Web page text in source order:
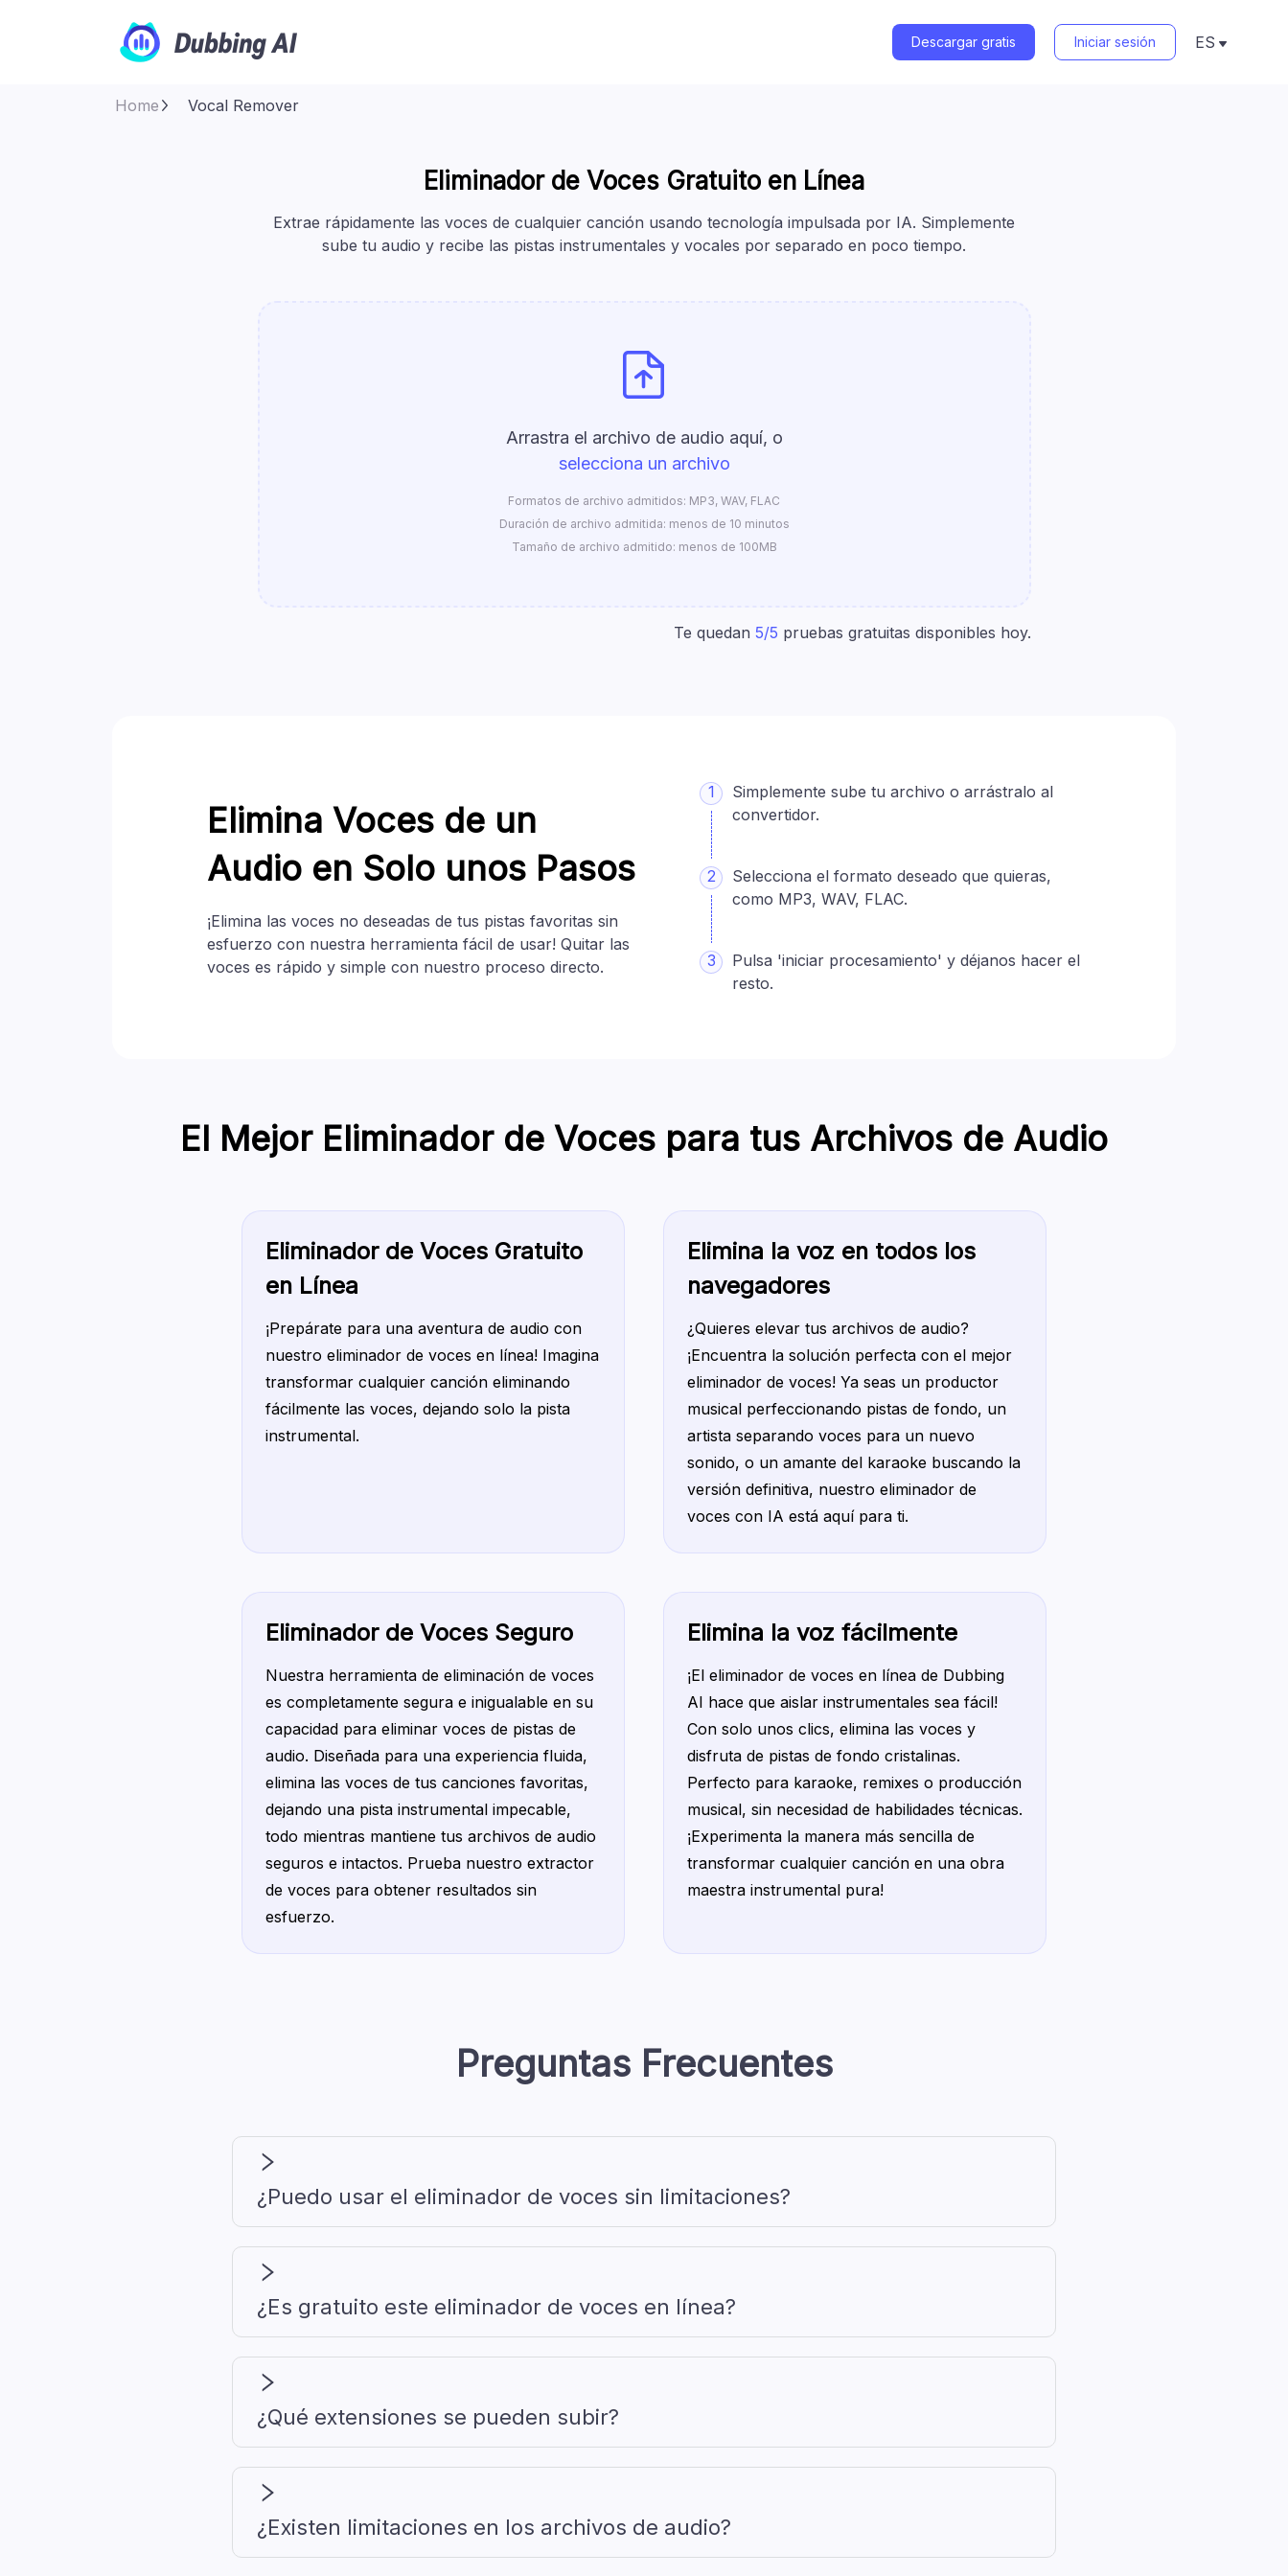
Descargar gratis Iniciar sesión ES
English
한국어
中文(繁體)
Home Vocal Remover
Eliminador de Voces Gratuito en Línea
Extrae rápidamente las voces de cualquier canción usando tecnología impulsada por IA. Simplemente
sube tu audio y recibe las pistas instrumentales y vocales por separado en poco tiempo.
Arrastra el archivo de audio aquí, o
selecciona un archivo
Formatos de archivo admitidos: MP3, WAV, FLAC
Duración de archivo admitida: menos de 10 minutos
Tamaño de archivo admitido: menos de 100MB
Te quedan 5/5 pruebas gratuitas disponibles hoy.
Elimina Voces de un
Audio en Solo unos Pasos
¡Elimina las voces no deseadas de tus pistas favoritas sin
esfuerzo con nuestra herramienta fácil de usar! Quitar las
voces es rápido y simple con nuestro proceso directo.
1
Simplemente sube tu archivo o arrástralo al
convertidor.
2
Selecciona el formato deseado que quieras,
como MP3, WAV, FLAC.
3
Pulsa 'iniciar procesamiento' y déjanos hacer el
resto.
El Mejor Eliminador de Voces para tus Archivos de Audio
Eliminador de Voces Gratuito
en Línea
¡Prepárate para una aventura de audio con
nuestro eliminador de voces en línea! Imagina
transformar cualquier canción eliminando
fácilmente las voces, dejando solo la pista
instrumental.
Elimina la voz en todos los
navegadores
¿Quieres elevar tus archivos de audio?
¡Encuentra la solución perfecta con el mejor
eliminador de voces! Ya seas un productor
musical perfeccionando pistas de fondo, un
artista separando voces para un nuevo
sonido, o un amante del karaoke buscando la
versión definitiva, nuestro eliminador de
voces con IA está aquí para ti.
Eliminador de Voces Seguro
Nuestra herramienta de eliminación de voces
es completamente segura e inigualable en su
capacidad para eliminar voces de pistas de
audio. Diseñada para una experiencia fluida,
elimina las voces de tus canciones favoritas,
dejando una pista instrumental impecable,
todo mientras mantiene tus archivos de audio
seguros e intactos. Prueba nuestro extractor
de voces para obtener resultados sin
esfuerzo.
Elimina la voz fácilmente
¡El eliminador de voces en línea de Dubbing
AI hace que aislar instrumentales sea fácil!
Con solo unos clics, elimina las voces y
disfruta de pistas de fondo cristalinas.
Perfecto para karaoke, remixes o producción
musical, sin necesidad de habilidades técnicas.
¡Experimenta la manera más sencilla de
transformar cualquier canción en una obra
maestra instrumental pura!
Preguntas Frecuentes
¿Puedo usar el eliminador de voces sin limitaciones?
¿Es gratuito este eliminador de voces en línea?
¿Qué extensiones se pueden subir?
¿Existen limitaciones en los archivos de audio?